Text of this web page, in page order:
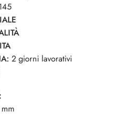
2 giorni lavorativi